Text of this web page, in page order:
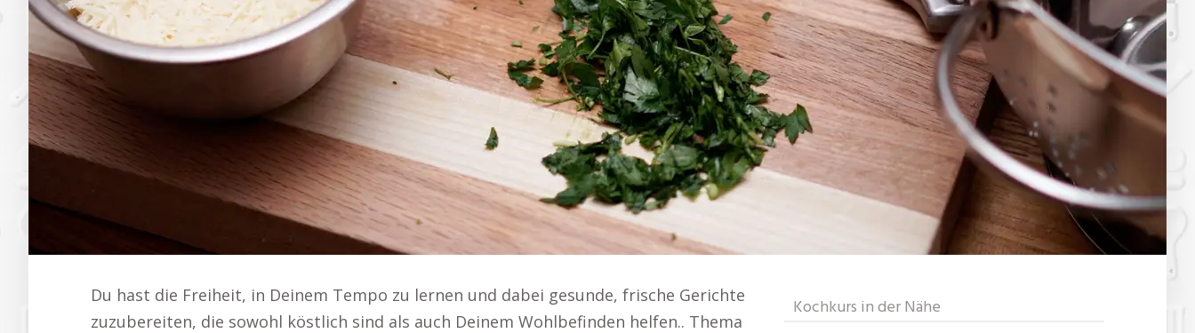
Du hast die Freiheit, in Deinem Tempo zu lernen und dabei gesunde, frische Gerichte
zuzubereiten, die sowohl köstlich sind als auch Deinem Wohlbefinden helfen.. Thema
Kochkurs in der Nähe